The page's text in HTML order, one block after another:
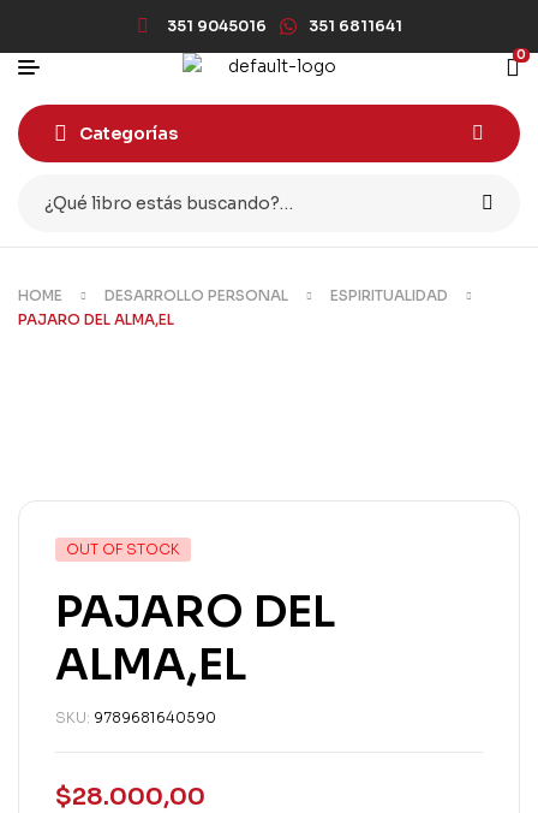
351 9045016 351 6811641
0
Categorías
HOME DESARROLLO PERSONAL
ESPIRITUALIDAD
PAJARO DEL ALMA,EL
OUT OF STOCK
PAJARO DEL
ALMA,EL
SKU: 9789681640590
$28.000,00